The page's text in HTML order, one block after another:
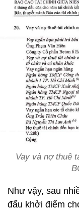
Vay và nợ thuê
Như vậy, sau
đấu khởi điểm